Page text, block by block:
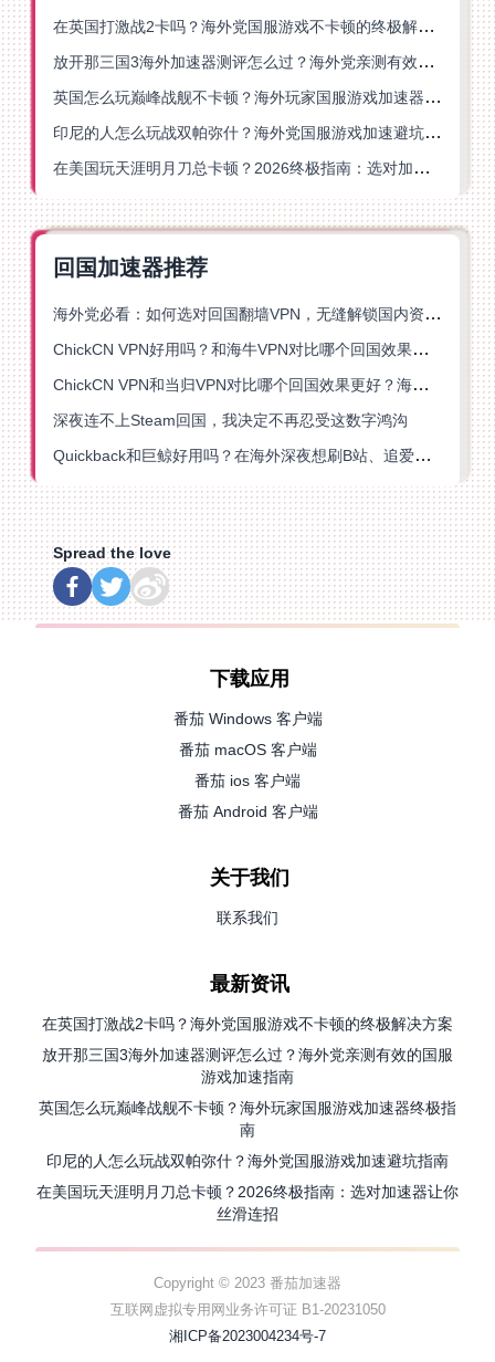
在英国打激战2卡吗？海外党国服游戏不卡顿的终极解决方案
放开那三国3海外加速器测评怎么过？海外党亲测有效的国服游戏加速指南
英国怎么玩巅峰战舰不卡顿？海外玩家国服游戏加速器终极指南
印尼的人怎么玩战双帕弥什？海外党国服游戏加速避坑指南
在美国玩天涯明月刀总卡顿？2026终极指南：选对加速器让你丝滑连招
回国加速器推荐
海外党必看：如何选对回国翻墙VPN，无缝解锁国内资源？
ChickCN VPN好用吗？和海牛VPN对比哪个回国效果更好？
ChickCN VPN和当归VPN对比哪个回国效果更好？海外党亲测后选了它
深夜连不上Steam回国，我决定不再忍受这数字鸿沟
Quickback和巨鲸好用吗？在海外深夜想刷B站、追爱奇艺的你，或许正需要这份答案
Spread the love
下载应用
番茄 Windows 客户端
番茄 macOS 客户端
番茄 ios 客户端
番茄 Android 客户端
关于我们
联系我们
最新资讯
在英国打激战2卡吗？海外党国服游戏不卡顿的终极解决方案
放开那三国3海外加速器测评怎么过？海外党亲测有效的国服
游戏加速指南
英国怎么玩巅峰战舰不卡顿？海外玩家国服游戏加速器终极指
南
印尼的人怎么玩战双帕弥什？海外党国服游戏加速避坑指南
在美国玩天涯明月刀总卡顿？2026终极指南：选对加速器让你
丝滑连招
Copyright © 2023 番茄加速器
互联网虚拟专用网业务许可证 B1-20231050
湘ICP备2023004234号-7